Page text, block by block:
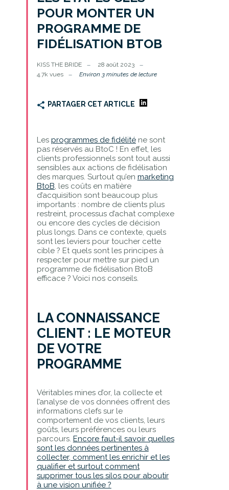
POUR MONTER UN
PROGRAMME DE
FIDÉLISATION BTOB
KISS THE BRIDE
28 août 2023
4.7k vues
Environ 3 minutes de lecture
PARTAGER CET ARTICLE
Les programmes de fidéliténe sont
pas réservés au BtoC ! En effet, les
clients professionnels sont tout aussi
sensibles aux actions de fidélisation
des marques. Surtout qu’en marketing
BtoB, les coûts en matière
d’acquisition sont beaucoup plus
importants : nombre de clients plus
restreint, processus d’achat complexe
ou encore des cycles de décision
plus longs. Dans ce contexte, quels
sont les leviers pour toucher cette
cible ? Et quels sont les principes à
respecter pour mettre sur pied un
programme de fidélisation BtoB
efficace ? Voici nos conseils.
LA CONNAISSANCE
CLIENT : LE MOTEUR
DE VOTRE
PROGRAMME
Véritables mines d’or, la collecte et
l’analyse de vos données offrent des
informations clefs sur le
comportement de vos clients, leurs
goûts, leurs préférences ou leurs
parcours. Encore faut-il savoir quelles
sont les données pertinentes à
collecter, comment les enrichir et les
qualifier et surtout comment
supprimer tous les silos pour aboutir
à une vision unifiée ?